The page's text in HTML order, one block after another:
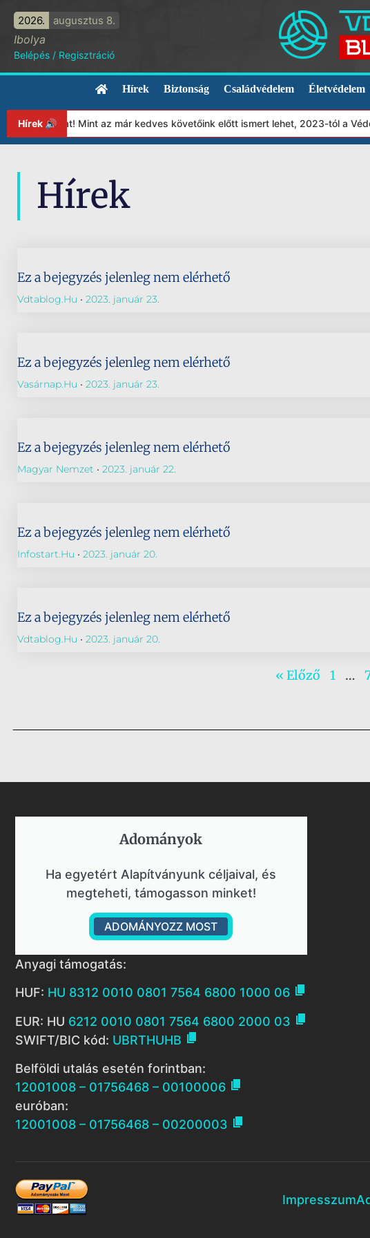
2026. augusztus 8.
Ibolya
Belépés / Regisztráció
Hírek Biztonság Családvédelem Életvédelem
Hírek 🔊 Mint az már kedves követőink előtt ismert lehet, 2023-tól a
Hírek
Ez a bejegyzés jelenleg nem elérhető
Vdtablog.hu 2023. január 23.
Ez a bejegyzés jelenleg nem elérhető
Vasárnap.hu 2023. január 23.
Ez a bejegyzés jelenleg nem elérhető
Magyar Nemzet 2023. január 22.
Ez a bejegyzés jelenleg nem elérhető
Infostart.hu 2023. január 20.
Ez a bejegyzés jelenleg nem elérhető
Vdtablog.hu 2023. január 20.
« Előző 1 …
Adományok​
Ha egyetért Alapítványunk céljaival, és
megteheti, támogasson minket!
ADOMÁNYOZZ MOST
Anyagi támogatás:
HUF: HU 8312 0010 0801 7564 6800 1000 06 
EUR: HU 6212 0010 0801 7564 6800 2000 03 
SWIFT/BIC kód: UBRTHUHB 
Belföldi utalás esetén forintban:
12001008 – 01756468 – 00100006 
euróban:
12001008 – 01756468 – 00200003 
Impresszum